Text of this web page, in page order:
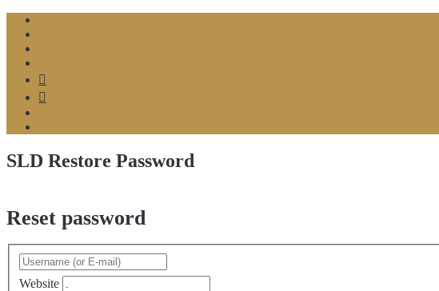
SLD Restore Password
Reset password
Website